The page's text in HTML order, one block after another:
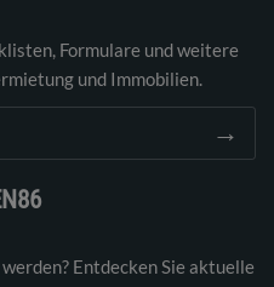
Formulare und weitere
und Immobilien.
→
Entdecken Sie aktuelle